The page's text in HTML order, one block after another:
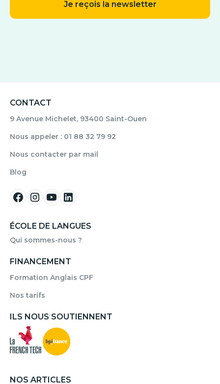
CONTACT
9 Avenue Michelet, 93400 Saint-Ouen
Nous appeler : 01 88 32 79 92
Nous contacter par mail
Blog
ÉCOLE DE LANGUES
Qui sommes-nous ?
FINANCEMENT
Formation Anglais CPF
Nos tarifs
ILS NOUS SOUTIENNENT
NOS ARTICLES